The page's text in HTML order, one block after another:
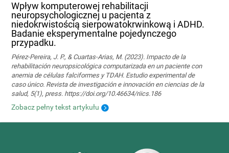
Wpływ komputerowej rehabilitacji
neuropsychologicznej u pacjenta z
niedokrwistością sierpowatokrwinkową i ADHD.
Badanie eksperymentalne pojedynczego
przypadku.
Pérez-Pereira, J. P., & Cuartas-Arias, M. (2023). Impacto de la
rehabilitación neuropsicológica computarizada en un paciente con
anemia de células falciformes y TDAH. Estudio experimental de
caso único. Revista de investigación e innovación en ciencias de la
salud, 5(1), press. https://doi.org/10.46634/riics.186
Zobacz pełny tekst artykułu